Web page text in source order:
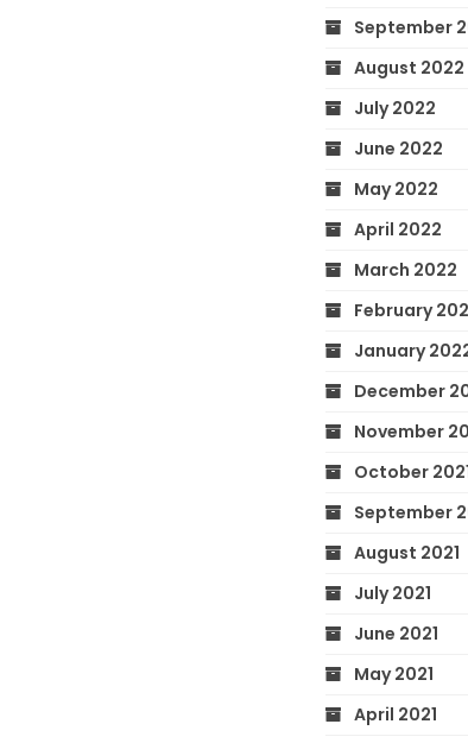
September
August 2022
July 2022
June 2022
May 2022
April 2022
March 2022
February
January
December
November
October
September
August 2021
July 2021
June 2021
May 2021
April 2021